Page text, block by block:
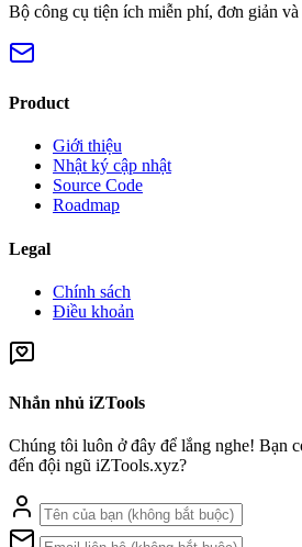
Bộ công cụ tiện ích miễn phí, đơn giản và
Product
Giới thiệu
Nhật ký cập nhật
Source Code
Roadmap
Legal
Chính sách
Điều khoản
Nhắn nhủ iZTools
Chúng tôi luôn ở đây để lắng nghe! Bạn
đến đội ngũ iZTools.xyz?